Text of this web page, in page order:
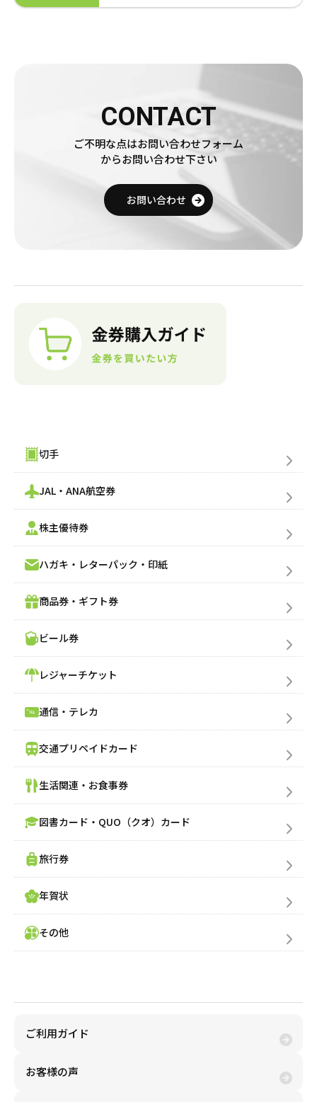
売りたい金券の買取価格を検索
買いたい金券を検索
切手
JAL・ANA航空券
株主優待券
ハガキ・レターパック・印紙
商品券・ギフト券
ビール券
レジャーチケット
通信・テレカ
交通プリペイドカード
生活関連・お食事券
図書カード・QUO（クオ）カード
旅行券
年賀状
その他
ご利用ガイド
お客様の声
CONTACT
ご不明な点はお問い合わせフォーム
からお問い合わせ下さい
お問い合わせ